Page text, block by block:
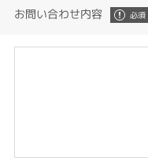
お問い合わせ内容